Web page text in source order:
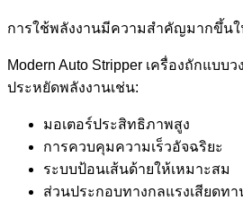
การใช้พลังงานมีความสำคัญมากขึ้นใ
Modern Auto Stripper เครื่องถักแบบ
ประหยัดพลังงานเช่น:
มอเตอร์ประสิทธิภาพสูง
การควบคุมความเร็วอัจฉริยะ
ระบบป้อนเส้นด้ายให้เหมาะสม
ส่วนประกอบทางกลแรงเสียดทา